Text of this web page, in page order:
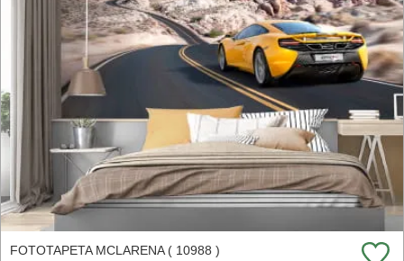
FOTOTAPETA MCLARENA ( 10988 )